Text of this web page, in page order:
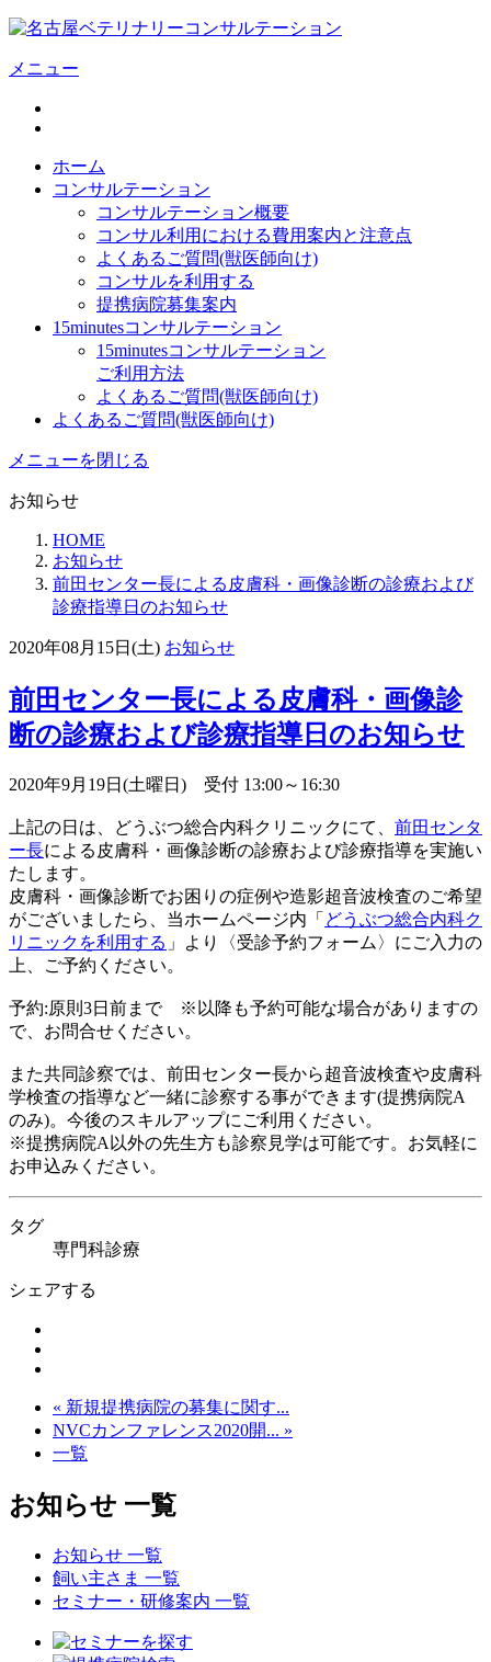
メニュー
ホーム
コンサルテーション
コンサルテーション概要
コンサル利用における費用案内と注意点
よくあるご質問(獣医師向け)
コンサルを利用する
提携病院募集案内
15minutesコンサルテーション
15minutesコンサルテーション
ご利用方法
よくあるご質問(獣医師向け)
よくあるご質問(獣医師向け)
メニューを閉じる
お知らせ
HOME
お知らせ
前田センター長による皮膚科・画像診断の診療および
診療指導日のお知らせ
2020年08月15日(土) お知らせ
前田センター長による皮膚科・画像診
断の診療および診療指導日のお知らせ
2020年9月19日(土曜日) 受付 13:00～16:30
上記の日は、どうぶつ総合内科クリニックにて、 前田センタ
ー長による皮膚科・画像診断の診療および診療指導を実施い
たします。
皮膚科・画像診断でお困りの症例や造影超音波検査のご希望
がございましたら、当ホームページ内「 どうぶつ総合内科ク
リニックを利用する 」より〈受診予約フォーム〉にご入力の
上、ご予約ください。
予約:原則3日前まで ※以降も予約可能な場合がありますの
で、お問合せください。
また共同診察では、前田センター長から超音波検査や皮膚科
学検査の指導など一緒に診察する事ができます(提携病院A
のみ)。今後のスキルアップにご利用ください。
※提携病院A以外の先生方も診察見学は可能です。お気軽に
お申込みください。
タグ
専門科診療
シェアする
« 新規提携病院の募集に関す...
NVCカンファレンス2020開... »
一覧
お知らせ 一覧
お知らせ 一覧
飼い主さま 一覧
セミナー・研修案内 一覧